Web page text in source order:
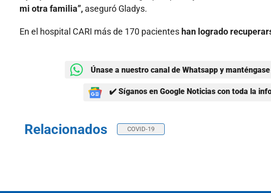
mi otra familia”, aseguró Gladys.
En el hospital CARI más de 170 pacientes han logrado
Únase a nuestro canal de Whatsapp y
✔️ Síganos en Google Noticias con toda la
Relacionados COVID-19